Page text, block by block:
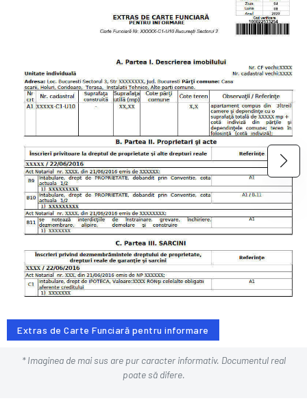
Extras de Carte Funciară pentru informare
* Imaginea de mai sus are pur caracter informativ. Documentul real
poate să difere.